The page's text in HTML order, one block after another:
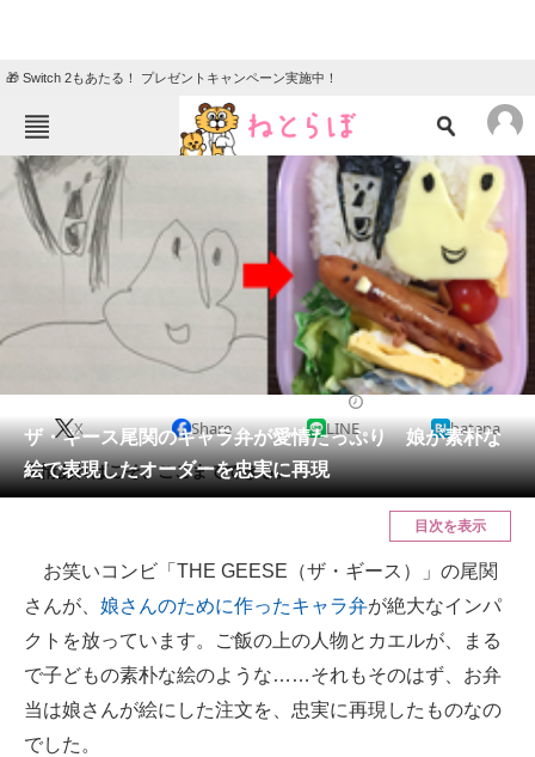
🎁 Switch 2もあたる！ プレゼントキャンペーン実施中！
ねとらぼメニュー
TOP ニュース
エンタメ クイズ
地域
住まい 教育・育児
リサーチ
会員記事
メディア
スマホと通信の最新トレンド
進化するPCとデバイスの未来
好きが集まる 比べて選べる
ザ・ギース尾関のキャラ弁が愛情たっぷり 娘が素朴な
絵で表現したオーダーを忠実に再現
X Share LINE hatena
愛情あればこそ、ここまでできる。
目次を表示
お笑いコンビ「THE GEESE（ザ・ギース）」の尾関
さんが、 娘さんのために作ったキャラ弁が絶大なインパ
クトを放っています。ご飯の上の人物とカエルが、まる
で子どもの素朴な絵のような……それもそのはず、お弁
当は娘さんが絵にした注文を、忠実に再現したものなの
でした。